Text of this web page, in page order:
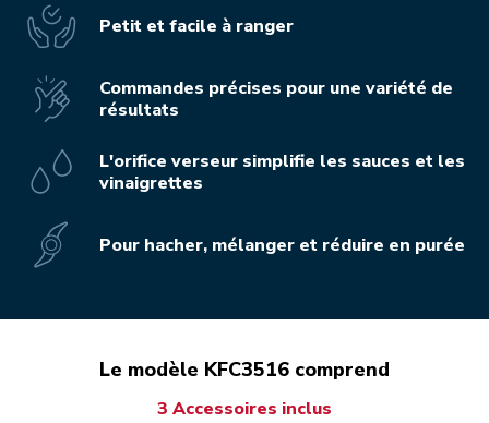
Petit et facile à ranger
Commandes précises pour une variété de
résultats
L'orifice verseur simplifie les sauces et les
vinaigrettes
Pour hacher, mélanger et réduire en purée
Le modèle KFC3516 comprend
3 Accessoires inclus